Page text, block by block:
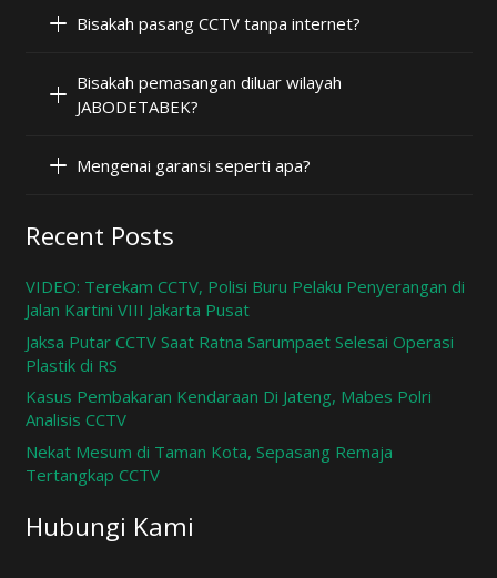
Bisakah pasang CCTV tanpa internet?
Bisakah pemasangan diluar wilayah
JABODETABEK?
Mengenai garansi seperti apa?
Recent Posts
VIDEO: Terekam CCTV, Polisi Buru Pelaku Penyerangan di
Jalan Kartini VIII Jakarta Pusat
Jaksa Putar CCTV Saat Ratna Sarumpaet Selesai Operasi
Plastik di RS
Kasus Pembakaran Kendaraan Di Jateng, Mabes Polri
Analisis CCTV
Nekat Mesum di Taman Kota, Sepasang Remaja
Tertangkap CCTV
Hubungi Kami